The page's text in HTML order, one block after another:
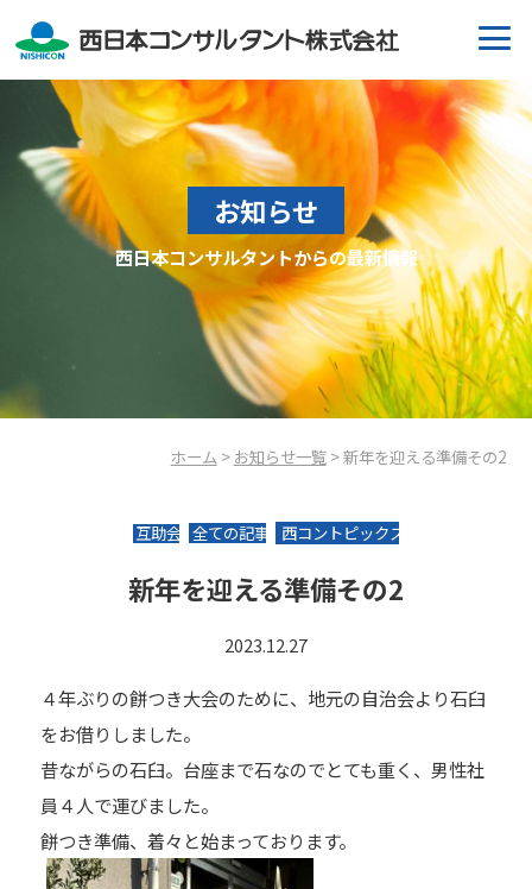
お知らせ
西日本コンサルタントからの最新情報
ホーム> お知らせ一覧> 新年を迎える準備その2
互助会 全ての記事 西コントピックス
新年を迎える準備その2
2023.12.27
４年ぶりの餅つき大会のために、地元の自治会より石臼
をお借りしました。
昔ながらの石臼。台座まで石なのでとても重く、男性社
員４人で運びました。
餅つき準備、着々と始まっております。